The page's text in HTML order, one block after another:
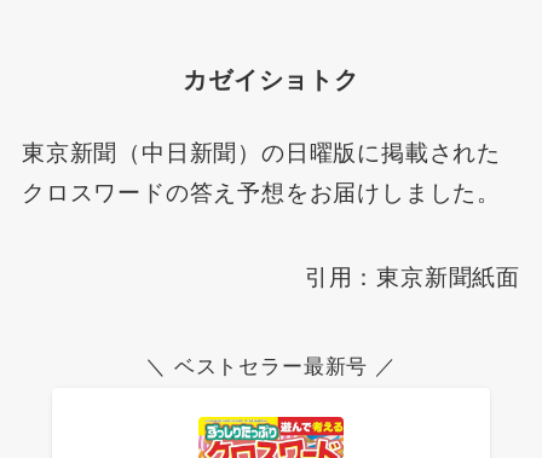
カゼイショトク
東京新聞（中日新聞）の日曜版に掲載された
クロスワードの答え予想をお届けしました。
引用：東京新聞紙面
＼ ベストセラー最新号 ／